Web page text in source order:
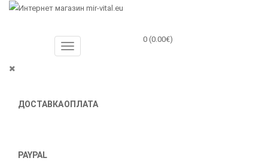
ДОСТАВКАОПЛАТА
PAYPAL
0 (0.00€)